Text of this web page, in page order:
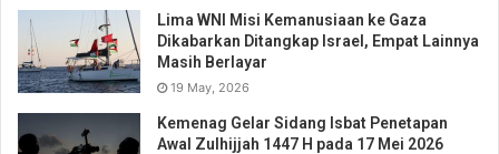
Lima WNI Misi Kemanusiaan ke Gaza
Dikabarkan Ditangkap Israel, Empat Lainnya
Masih Berlayar
19 May, 2026
Kemenag Gelar Sidang Isbat Penetapan
Awal Zulhijjah 1447 H pada 17 Mei 2026